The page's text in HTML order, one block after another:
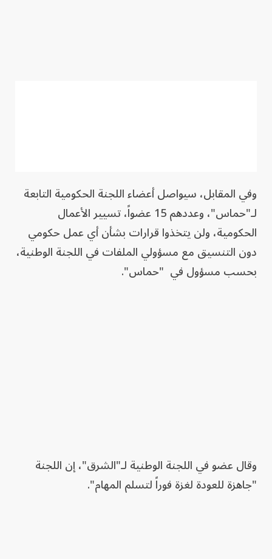
وفي المقابل، سيواصل أعضاء اللجنة الحكومية التابعة
لـ"حماس"، وعددهم 15 عضواً، تسيير الأعمال
الحكومية، ولن يتخذوا قرارات بشأن أي عمل حكومي
دون التنسيق مع مسؤولي الملفات في اللجنة الوطنية،
بحسب مسؤول في "حماس".
وقال عضو في اللجنة الوطنية لـ"الشرق"، إن اللجنة
"جاهزة للعودة لغزة فوراً لتسلم المهام".